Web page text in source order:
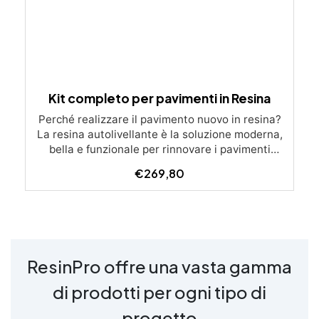
Kit completo per pavimenti in Resina
Perché realizzare il pavimento nuovo in resina?
La resina autolivellante è la soluzione moderna,
bella e funzionale per rinnovare i pavimenti
vecchio rivestimento: piastrelle, cemento, cotto,
gres. Il risultato? Una superficie liscia, continua,
vantaggio che piastrelle e parquet non possono
offrire. Le nuove formulazioni permettono
l'applicazione anche ai non professionisti. Non
servono attrezzature speciali, basta una spatola,
€269,80
ResinPro offre una vasta gamma
di prodotti per ogni tipo di